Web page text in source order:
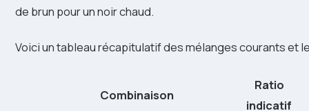
de brun pour un noir chaud.
Voici un tableau récapitulatif des mélanges courants et
Combinaison
Ratio
indicatif